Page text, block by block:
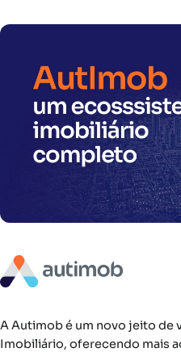
A Autimob é um novo jeito de
Imobiliário, oferecendo mais